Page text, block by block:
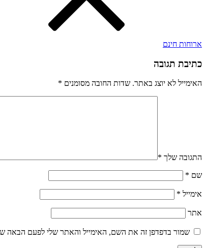
ארוחות חינם
כתיבת תגובה
האימייל לא יוצג באתר. שדות החובה מסומנים *
התגובה שלך *
שם *
אימייל *
אתר
שמור בדפדפן זה את השם, האימייל והאתר שלי לפעם הבאה